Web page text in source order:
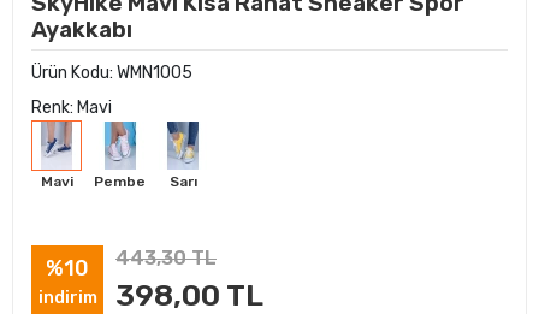
Ayakkabı
Ürün Kodu: WMN1005
Renk: Mavi
Mavi Pembe Sarı
%10
indirim
443,30 TL
398,00 TL